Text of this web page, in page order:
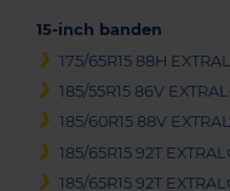
15-inch banden
175/65R15 88H
185/55R15 86V
185/60R15 88V
185/65R15 92T
185/65R15 92T